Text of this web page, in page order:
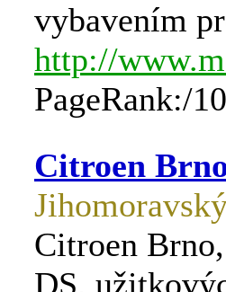
vybavením
http://
PageRank:/
Citroen
Citroen
DS,